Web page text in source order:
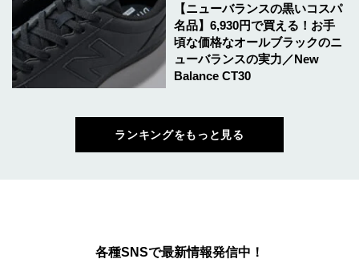
【ニューバランスの黒いコスパ
名品】6,930円で買える！お手
頃な価格なオールブラックのニ
ューバランスの実力／New
Balance CT30
ランキングをもっと見る
各種SNSで最新情報発信中！